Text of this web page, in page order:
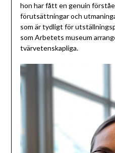
hon har fått en genuin
förutsättningar och
som är tydligt för
som Arbetets museum
tvärvetenskapliga.